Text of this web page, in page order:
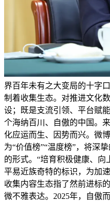
界百年未有之大变局的十字
制着收集生态。对推进文化
设；既是支流引领、平台赋
个海纳百川、自傲的中国。
化应运而生、因势而兴。微
为“价值榜”“温度榜”，将深
的形式。“培育积极健康、
平易近族奇特的标识，为加
收集内容生态指了然前进标
微不雅表达。2025年，自傲